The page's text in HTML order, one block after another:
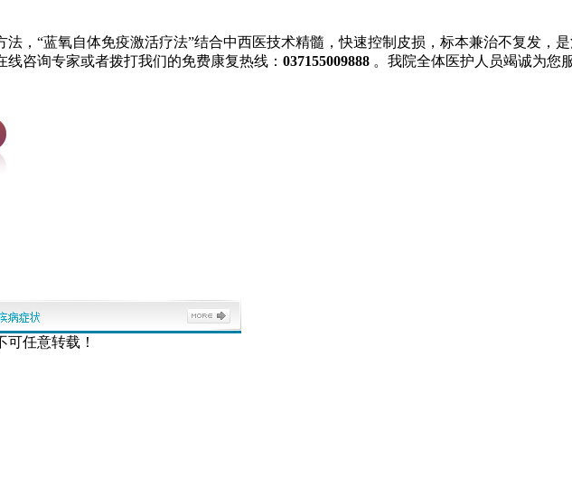
法，“蓝氧自体免疫激活疗法”结合中西医技术精髓，快速控制皮损，标本兼治不复发，
咨询专家或者拨打我们的免费康复热线： 037155009888 。我院全体医护人员竭诚为您
任意转载！